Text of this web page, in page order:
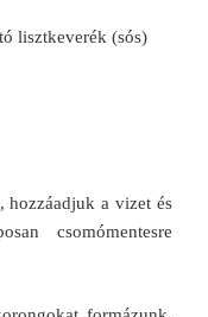
lisztkeverék (sós)
hozzáadjuk a vizet és
csomómentesre